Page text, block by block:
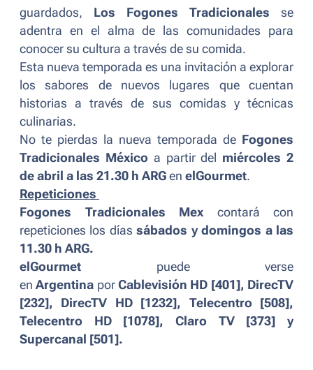
guardados, Los Fogones Tradicionales se
adentra en el alma de las comunidades para
conocer su cultura a través de su comida.
Esta nueva temporada es una invitación a explorar
los sabores de nuevos lugares que cuentan
historias a través de sus comidas y técnicas
culinarias.
No te pierdas la nueva temporada de Fogones
Tradicionales Méxicoa partir del miércoles 2
de abril a las 21.30 h ARG en elGourmet.
Repeticiones
Fogones Tradicionales Mex contará con
repeticiones los díassábados y domingos a las
11.30 h ARG.
elGourmet puede verse
en Argentina porCablevisión HD [401], DirecTV
[232], DirecTV HD [1232], Telecentro [508],
Telecentro HD [1078], Claro TV [373] y
Supercanal [501].